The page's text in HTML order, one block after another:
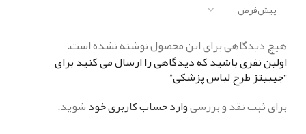
هیچ دیدگاهی برای این محصول نوشته نشده است.
اولین نفری باشید که دیدگاهی را ارسال می کنید برای
“جیبیتز طرح لباس پزشکی”
برای ثبت نقد و بررسیوارد حساب کاربری خودشوید.